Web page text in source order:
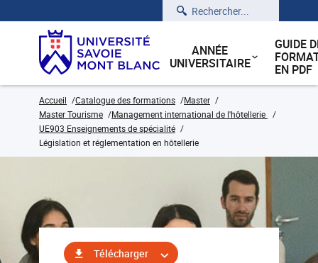
Rechercher
ANNÉE
UNIVERSITAIRE
GUIDE
EN PDF
Accueil Catalogue des formations
Master
Master Tourisme
Management international de l'hôtellerie
UE903 Enseignements de spécialité
Législation et réglementation en hôtellerie
Télécharger